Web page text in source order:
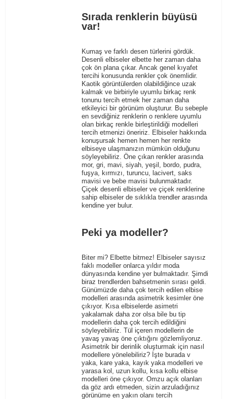
Sırada renklerin büyüsü
var!
Kumaş ve farklı desen türlerini gördük.
Desenli elbiseler elbette her zaman daha
çok ön plana çıkar. Ancak genel kıyafet
tercihi konusunda renkler çok önemlidir.
Kaotik görüntülerden olabildiğince uzak
kalmak ve birbiriyle uyumlu birkaç renk
tonunu tercih etmek her zaman daha
etkileyici bir görünüm oluşturur. Bu sebeple
en sevdiğiniz renklerin o renklere uyumlu
olan birkaç renkle birleştirildiği modelleri
tercih etmenizi öneririz. Elbiseler hakkında
konuşursak hemen hemen her renkte
elbiseye ulaşmanızın mümkün olduğunu
söyleyebiliriz. Öne çıkan renkler arasında
mor, gri, mavi, siyah, yeşil, bordo, pudra,
fuşya, kırmızı, turuncu, lacivert, saks
mavisi ve bebe mavisi bulunmaktadır.
Çiçek desenli elbiseler ve çiçek renklerine
sahip elbiseler de sıklıkla trendler arasında
kendine yer bulur.
Peki ya modeller?
Biter mi? Elbette bitmez! Elbiseler sayısız
faklı modeller onlarca yıldır moda
dünyasında kendine yer bulmaktadır. Şimdi
biraz trendlerden bahsetmenin sırası geldi.
Günümüzde daha çok tercih edilen elbise
modelleri arasında asimetrik kesimler öne
çıkıyor. Kısa elbiselerde asimetri
yakalamak daha zor olsa bile bu tip
modellerin daha çok tercih edildiğini
söyleyebiliriz. Tül içeren modellerin de
yavaş yavaş öne çıktığını gözlemliyoruz.
Asimetrik bir derinlik oluşturmak için nasıl
modellere yönelebiliriz? İşte burada v
yaka, kare yaka, kayık yaka modelleri ve
yarasa kol, uzun kollu, kısa kollu elbise
modelleri öne çıkıyor. Omzu açık olanları
da göz ardı etmeden, sizin arzuladığınız
görünüme en yakın olanı tercih